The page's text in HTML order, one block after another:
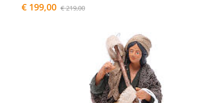
€ 199,00 € 219,00